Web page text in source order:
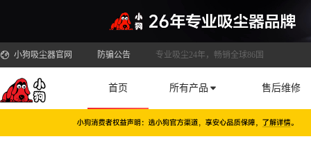
小狗吸尘器官网 防骗公告 专业吸尘24年，畅销全球86国
首页 所有产品 售后维修